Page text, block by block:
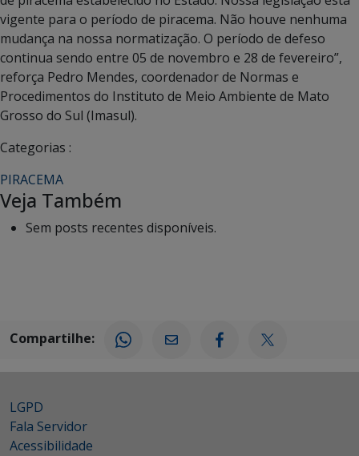
vigente para o período de piracema. Não houve nenhuma
mudança na nossa normatização. O período de defeso
continua sendo entre 05 de novembro e 28 de fevereiro”,
reforça Pedro Mendes, coordenador de Normas e
Procedimentos do Instituto de Meio Ambiente de Mato
Grosso do Sul (Imasul).
Categorias :
PIRACEMA
Veja Também
Sem posts recentes disponíveis.
Compartilhe:
LGPD
Fala Servidor
Acessibilidade